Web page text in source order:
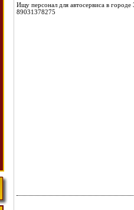
Ищу персонал для автосервиса в
89031378275